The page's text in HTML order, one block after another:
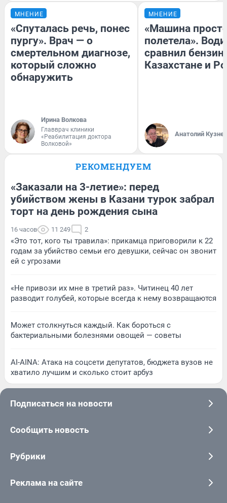
МНЕНИЕ
«Спуталась речь, понес
пургу». Врач — о
смертельном диагнозе,
который сложно
обнаружить
Ирина Волкова
Главврач клиники
«Реабилитация доктора
Волковой»
МНЕНИЕ
«Машина
полетела».
сравнил бензин
Казахстане и
Анатолий
РЕКОМЕНДУЕМ
«Заказали на 3-летие»: перед
убийством жены в Казани турок забрал
торт на день рождения сына
16 часов 11 249 2
«Это тот, кого ты травила»: прикамца приговорили к 22
годам за убийство семьи его девушки, сейчас он звонит
ей с угрозами
«Не привози их мне в третий раз». Читинец 40 лет
разводит голубей, которые всегда к нему возвращаются
Может столкнуться каждый. Как бороться с
бактериальными болезнями овощей — советы
AI-AINA: Атака на соцсети депутатов, бюджета вузов не
хватило лучшим и сколько стоит арбуз
Подписаться на новости
Сообщить новость
Рубрики
Реклама на сайте